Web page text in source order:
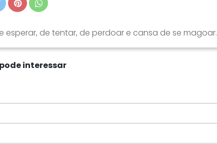
de tentar, de perdoar e cansa de se magoar.
interessar